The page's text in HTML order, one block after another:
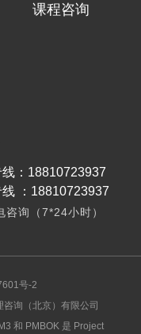
课程咨询
：18810723937
：18810723937
询（7*24小时）
号-2
询（北京）有限公司
和 PMBOK 是 Project